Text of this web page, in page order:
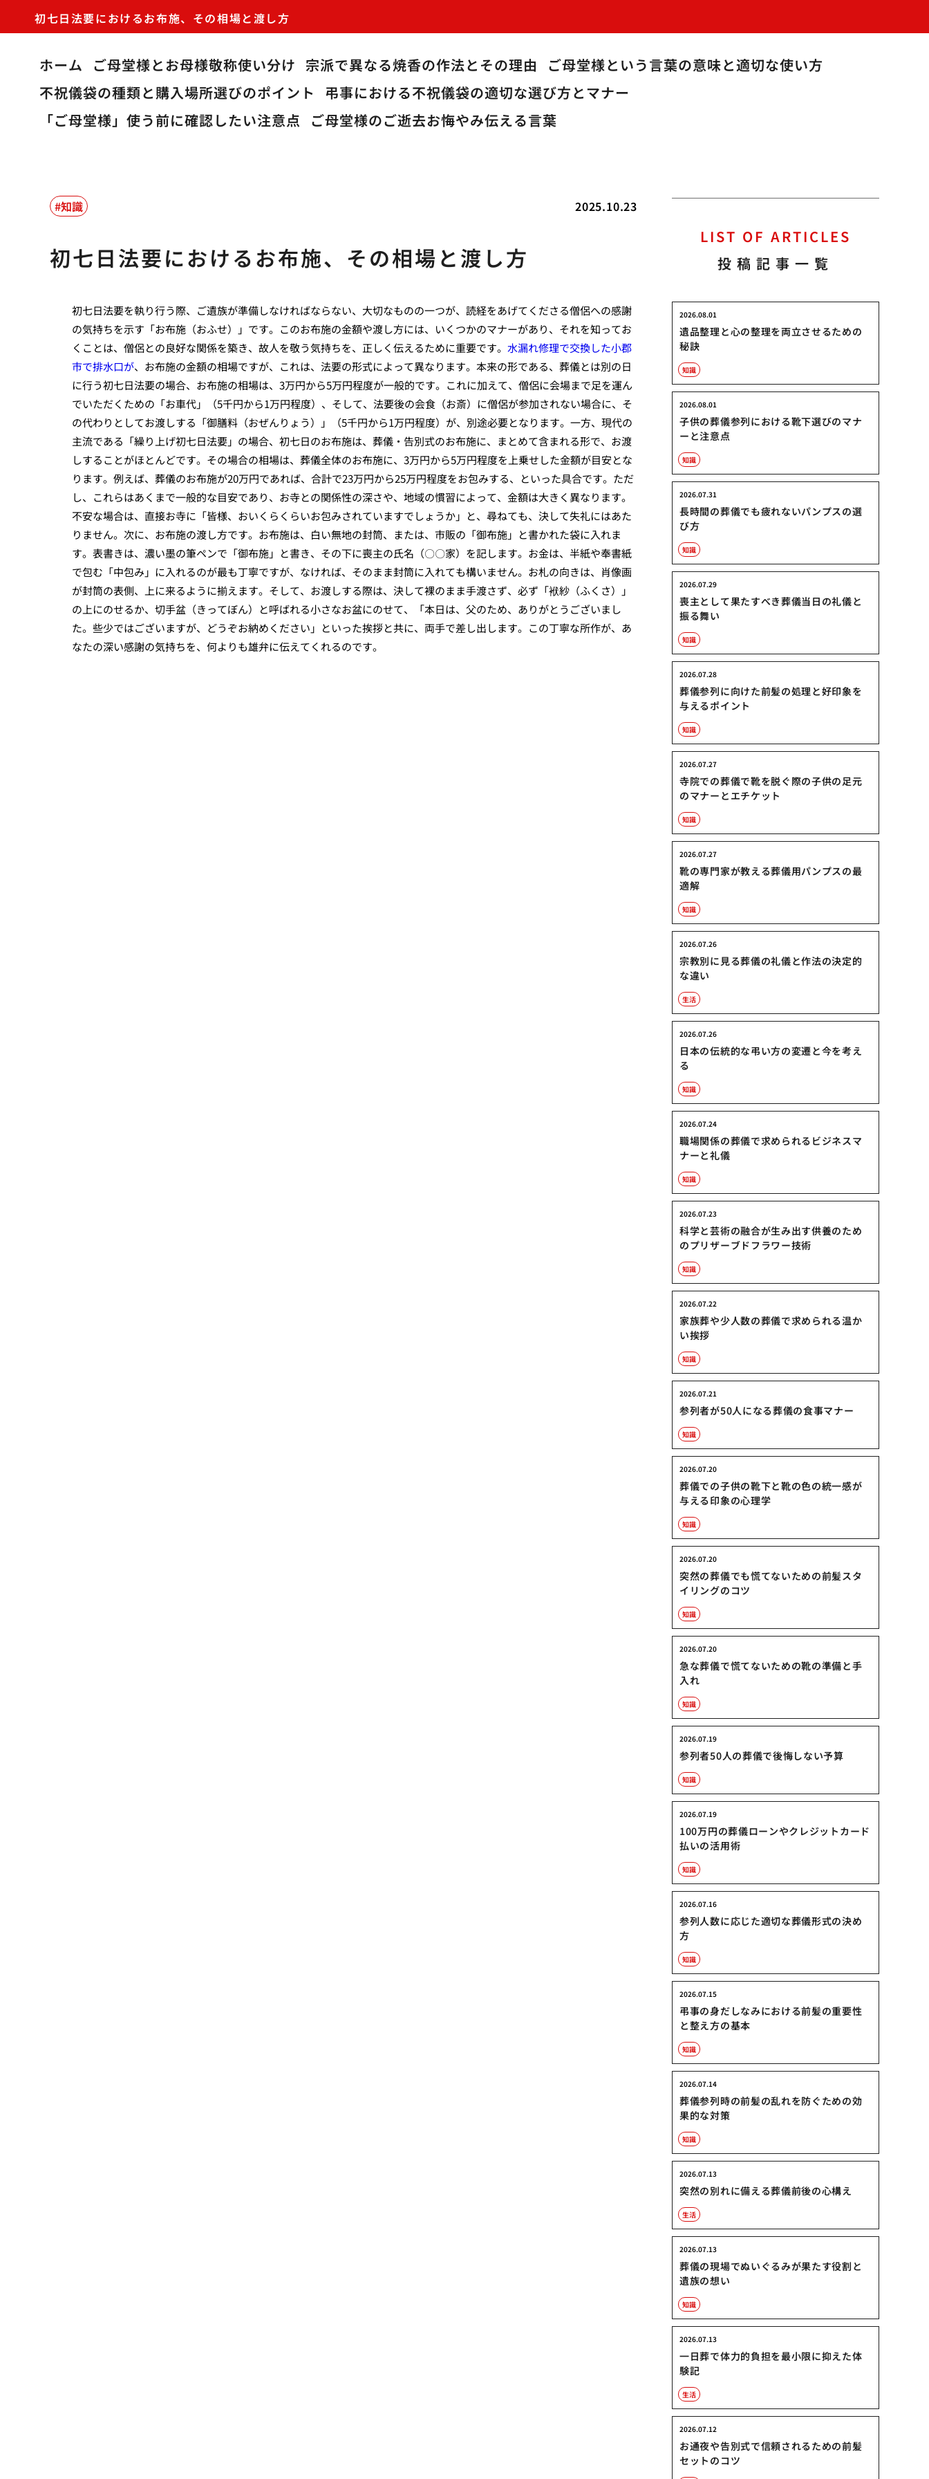
初七日法要におけるお布施、その相場と渡し方
ホーム ご母堂様とお母様敬称使い分け 宗派で異なる焼香の作法とその理由
ご母堂様という言葉の意味と適切な使い方
不祝儀袋の種類と購入場所選びのポイント
弔事における不祝儀袋の適切な選び方とマナー
「ご母堂様」使う前に確認したい注意点
ご母堂様のご逝去お悔やみ伝える言葉
2025.10.23
知識
初七日法要におけるお布施、その相場と渡し方
初七日法要を執り行う際、ご遺族が準備しなければならない、大切なものの一つが、読経をあげてくださる僧侶への感謝
の気持ちを示す「お布施（おふせ）」です。このお布施の金額や渡し方には、いくつかのマナーがあり、それを知ってお
くことは、僧侶との良好な関係を築き、故人を敬う気持ちを、正しく伝えるために重要です。 水漏れ修理で交換した小郡
市で排水口が、お布施の金額の相場ですが、これは、法要の形式によって異なります。本来の形である、葬儀とは別の日
に行う初七日法要の場合、お布施の相場は、3万円から5万円程度が一般的です。これに加えて、僧侶に会場まで足を運ん
でいただくための「お車代」（5千円から1万円程度）、そして、法要後の会食（お斎）に僧侶が参加されない場合に、そ
の代わりとしてお渡しする「御膳料（おぜんりょう）」（5千円から1万円程度）が、別途必要となります。一方、現代の
主流である「繰り上げ初七日法要」の場合、初七日のお布施は、葬儀・告別式のお布施に、まとめて含まれる形で、お渡
しすることがほとんどです。その場合の相場は、葬儀全体のお布施に、3万円から5万円程度を上乗せした金額が目安とな
ります。例えば、葬儀のお布施が20万円であれば、合計で23万円から25万円程度をお包みする、といった具合です。ただ
し、これらはあくまで一般的な目安であり、お寺との関係性の深さや、地域の慣習によって、金額は大きく異なります。
不安な場合は、直接お寺に「皆様、おいくらくらいお包みされていますでしょうか」と、尋ねても、決して失礼にはあた
りません。次に、お布施の渡し方です。お布施は、白い無地の封筒、または、市販の「御布施」と書かれた袋に入れま
す。表書きは、濃い墨の筆ペンで「御布施」と書き、その下に喪主の氏名（〇〇家）を記します。お金は、半紙や奉書紙
で包む「中包み」に入れるのが最も丁寧ですが、なければ、そのまま封筒に入れても構いません。お札の向きは、肖像画
が封筒の表側、上に来るように揃えます。そして、お渡しする際は、決して裸のまま手渡さず、必ず「袱紗（ふくさ）」
の上にのせるか、切手盆（きってぼん）と呼ばれる小さなお盆にのせて、「本日は、父のため、ありがとうございまし
た。些少ではございますが、どうぞお納めください」といった挨拶と共に、両手で差し出します。この丁寧な所作が、あ
なたの深い感謝の気持ちを、何よりも雄弁に伝えてくれるのです。
LIST OF ARTICLES
投稿記事一覧
遺品整理と心の整理を両立させるための
秘訣
2026.08.01
知識
子供の葬儀参列における靴下選びのマナ
ーと注意点
2026.08.01
知識
長時間の葬儀でも疲れないパンプスの選
び方
2026.07.31
知識
喪主として果たすべき葬儀当日の礼儀と
振る舞い
2026.07.29
知識
葬儀参列に向けた前髪の処理と好印象を
与えるポイント
2026.07.28
知識
寺院での葬儀で靴を脱ぐ際の子供の足元
のマナーとエチケット
2026.07.27
知識
靴の専門家が教える葬儀用パンプスの最
適解
2026.07.27
知識
宗教別に見る葬儀の礼儀と作法の決定的
な違い
2026.07.26
生活
日本の伝統的な弔い方の変遷と今を考え
る
2026.07.26
知識
職場関係の葬儀で求められるビジネスマ
ナーと礼儀
2026.07.24
知識
科学と芸術の融合が生み出す供養のため
のプリザーブドフラワー技術
2026.07.23
知識
家族葬や少人数の葬儀で求められる温か
い挨拶
2026.07.22
知識
参列者が50人になる葬儀の食事マナー
2026.07.21
知識
葬儀での子供の靴下と靴の色の統一感が
与える印象の心理学
2026.07.20
知識
突然の葬儀でも慌てないための前髪スタ
イリングのコツ
2026.07.20
知識
急な葬儀で慌てないための靴の準備と手
入れ
2026.07.20
知識
参列者50人の葬儀で後悔しない予算
2026.07.19
知識
100万円の葬儀ローンやクレジットカード
払いの活用術
2026.07.19
知識
参列人数に応じた適切な葬儀形式の決め
方
2026.07.16
知識
弔事の身だしなみにおける前髪の重要性
と整え方の基本
2026.07.15
知識
葬儀参列時の前髪の乱れを防ぐための効
果的な対策
2026.07.14
知識
突然の別れに備える葬儀前後の心構え
2026.07.13
生活
葬儀の現場でぬいぐるみが果たす役割と
遺族の想い
2026.07.13
知識
一日葬で体力的負担を最小限に抑えた体
験記
2026.07.13
生活
お通夜や告別式で信頼されるための前髪
セットのコツ
2026.07.12